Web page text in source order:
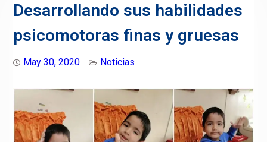
Desarrollando sus habilidades
psicomotoras finas y gruesas
May 30, 2020 Noticias